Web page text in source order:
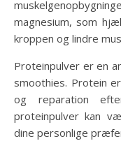
magnesium, som
kroppen og lindre
Proteinpulver er en
smoothies. Protein
og reparation
proteinpulver kan
dine personlige